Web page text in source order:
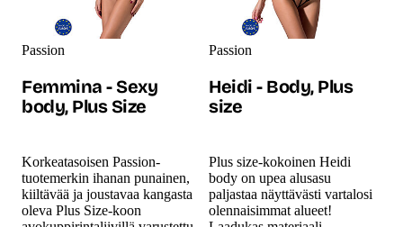
Passion
Femmina - Sexy
body, Plus Size
Korkeatasoisen Passion-
tuotemerkin ihanan punainen,
kiiltävää ja joustavaa kangasta
oleva Plus Size-koon
Passion
Heidi - Body, Plus
size
Plus size-kokoinen Heidi
body on upea alusasu
paljastaa näyttävästi vartalosi
olennaisimmat alueet!